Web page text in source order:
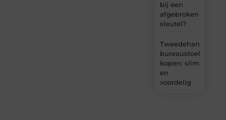
bij een
afgebroken
sleutel?
Tweedehands
bureaustoel
kopen: slim
en
voordelig